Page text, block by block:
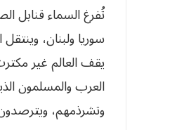
تُفرغ السماء قنابل
سوريا ولبنان،
يقف العالم غير
العرب والمسلمون
وتشرذمهم،